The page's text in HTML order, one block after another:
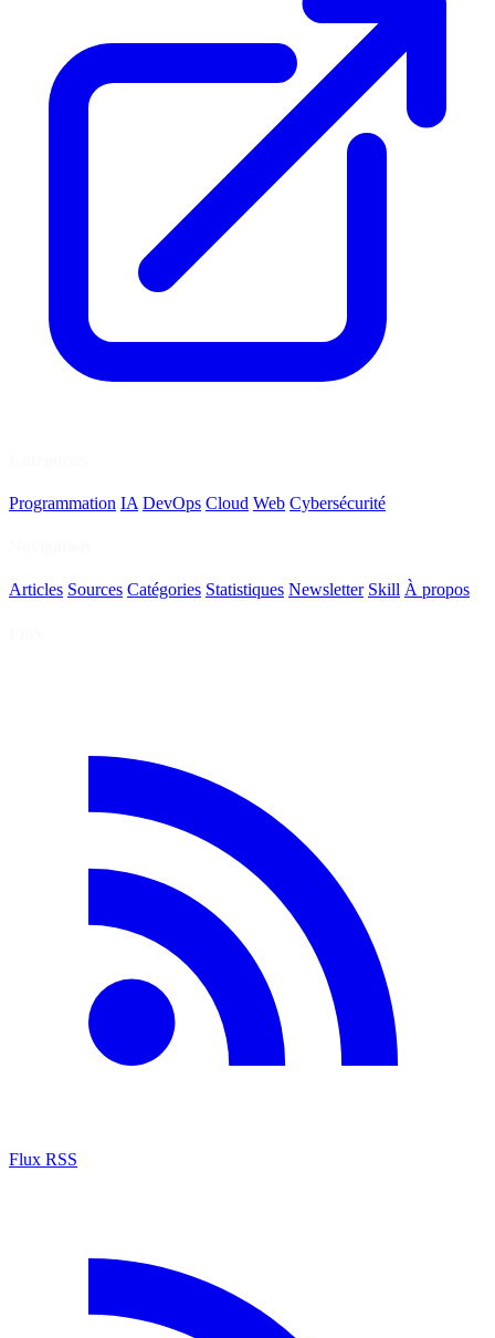
Programmation IA DevOps Cloud Web Cybersécurité
Articles Sources Catégories Statistiques Newsletter Skill À propos
Flux RSS